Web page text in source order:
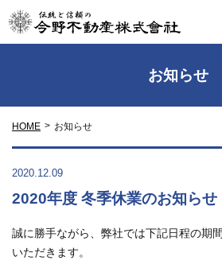
お知らせ
HOME お知らせ
2020.12.09
2020年度 冬季休業のお知らせ
誠に勝手ながら、弊社では下記日程の期
いただきます。